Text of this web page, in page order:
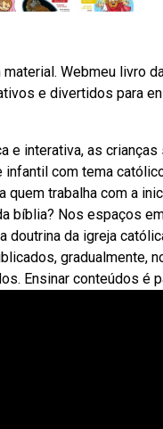
Webmeu livro
e divertidos para
e interativa, as
com tema
trabalha com a
bíblia? Nos espaços
doutrina da igreja
gradualmente,
Ensinar conteúdos é